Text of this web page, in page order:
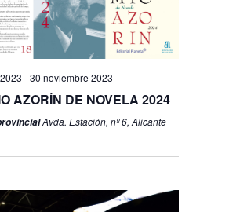
-30 noviembre 2023
AZORÍN DE NOVELA 2024
Avda. Estación, nº 6, Alicante